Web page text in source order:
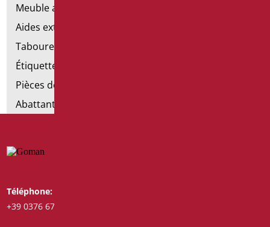
Meuble avec chaise pour salle de bains
Aides extractibles pour la salle de bains
Tabourets de douche
Étiquettes de salle de bain
Pièces détachées et petites pièces
Abattants et rehausses de toilettes
Téléphone:
+39 0376 671780